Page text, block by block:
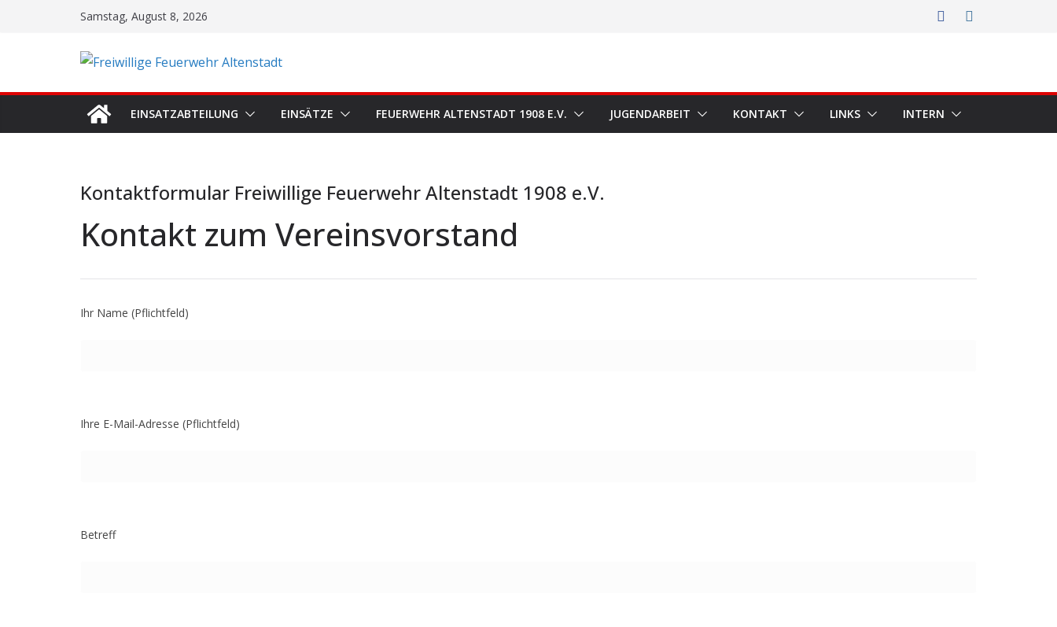
Samstag, August 8, 2026
EINSATZABTEILUNG EINSÄTZE FEUERWEHR ALTENSTADT 1908 E.V. JUGENDARBEIT KONTAKT LINKS INTERN
Kontaktformular Freiwillige Feuerwehr Altenstadt 1908 e.V.
Kontakt zum Vereinsvorstand
Ihr Name (Pflichtfeld)
Ihre E-Mail-Adresse (Pflichtfeld)
Betreff